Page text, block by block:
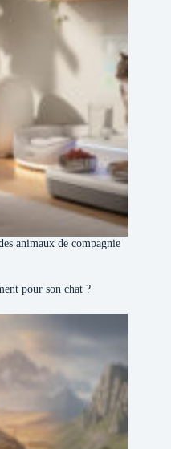
animaux de compagnie
pour son chat ?